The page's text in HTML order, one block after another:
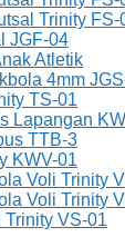
Trinity FS-
JGF-04
Atletik
4mm
TS-01
Lapangan
TTB-3
KWV-01
Voli Trinity
Voli Trinity
Trinity VS-01